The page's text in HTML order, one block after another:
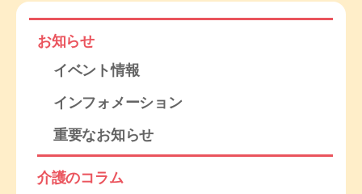
お知らせ
イベント情報
インフォメーション
重要なお知らせ
介護のコラム